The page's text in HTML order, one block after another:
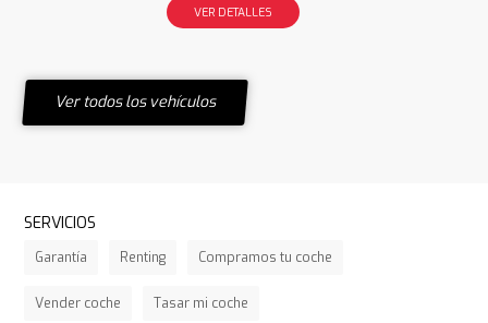
VER DETALLES
Ver todos los vehículos
SERVICIOS
Garantía Renting Compramos tu coche
Vender coche Tasar mi coche